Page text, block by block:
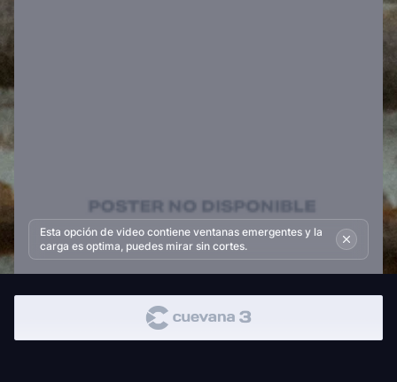
Esta opción de video contiene ventanas emergentes y la
carga es optima, puedes mirar sin cortes.